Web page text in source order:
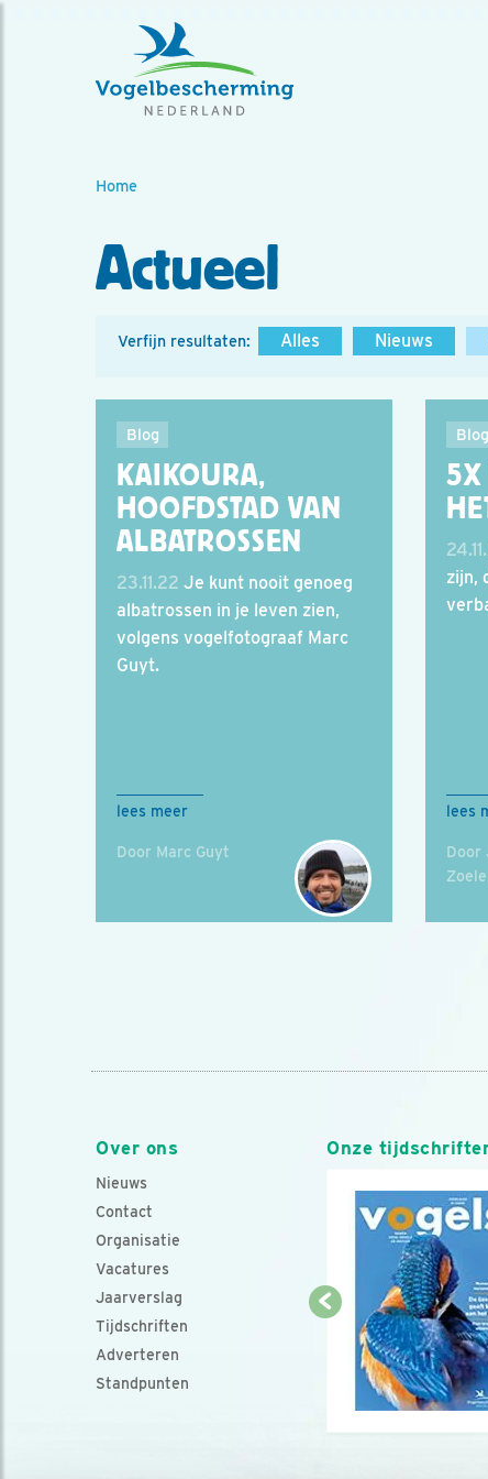
Home
Actueel
Verfijn resultaten: Alles Nieuws
Blog
KAIKOURA,
HOOFDSTAD VAN
ALBATROSSEN
23.11.22 Je kunt nooit genoeg
albatrossen in je leven zien,
volgens vogelfotograaf Marc
Guyt.
lees meer
Door Marc Guyt
Blog
5X
zijn,
lees
Door
Over ons
Nieuws
Contact
Organisatie
Vacatures
Jaarverslag
Tijdschriften
Adverteren
Standpunten
Onze